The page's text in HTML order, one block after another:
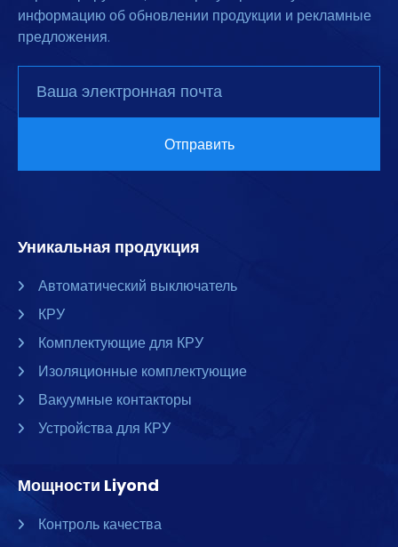
информацию об обновлении продукции и рекламные
предложения.
Уникальная продукция
Автоматический выключатель
КРУ
Комплектующие для КРУ
Изоляционные комплектующие
Вакуумные контакторы
Устройства для КРУ
Мощности Liyond
Контроль качества